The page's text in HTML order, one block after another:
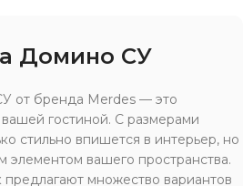
Домино СУ
от бренда Merdes — это
гостиной. С размерами
стильно впишется в интерьер, но
элементом вашего пространства.
множество вариантов